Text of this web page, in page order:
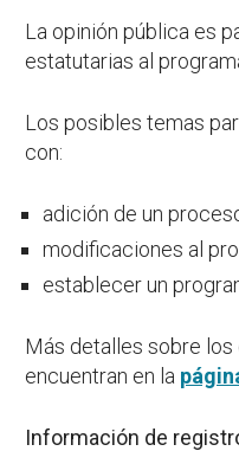
La opinión pública es
estatutarias al
Los posibles temas
con:
adición de un
modificaciones al
establecer un
Más detalles sobre
encuentran en la
Información de